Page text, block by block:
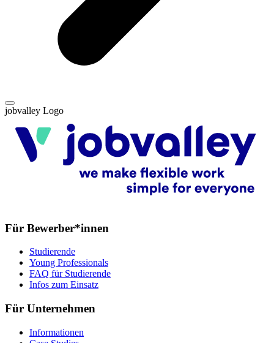
jobvalley Logo
Für Bewerber*innen
Studierende
Young Professionals
FAQ für Studierende
Infos zum Einsatz
Für Unternehmen
Informationen